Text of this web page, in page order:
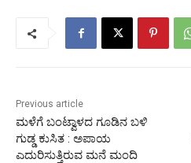
Previous article
ಮಳೆಗೆ ಬಂಟ್ವಾಳದ ಗೂಡಿನ ಬಳಿ
ಗುಡ್ಡ ಕುಸಿತ : ಅಪಾಯ
ಎದುರಿಸುತ್ತಿರುವ ಮನೆ ಮಂದಿ